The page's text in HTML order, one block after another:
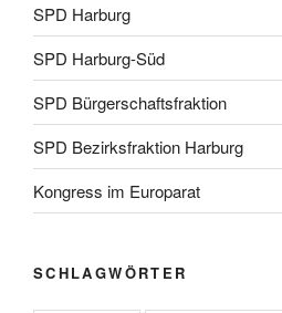
SPD Harburg
SPD Harburg-Süd
SPD Bürgerschaftsfraktion
SPD Bezirksfraktion Harburg
Kongress im Europarat
SCHLAGWÖRTER